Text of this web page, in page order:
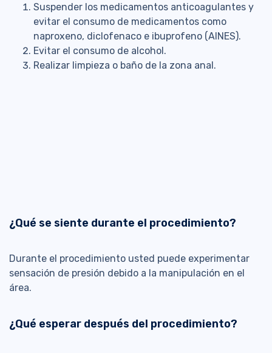
Suspender los medicamentos anticoagulantes y
evitar el consumo de medicamentos como
naproxeno, diclofenaco e ibuprofeno (AINES).
Evitar el consumo de alcohol.
Realizar limpieza o baño de la zona anal.
¿Qué se siente durante el procedimiento?
Durante el procedimiento usted puede experimentar
sensación de presión debido a la manipulación en el
área.
¿Qué esperar después del procedimiento?